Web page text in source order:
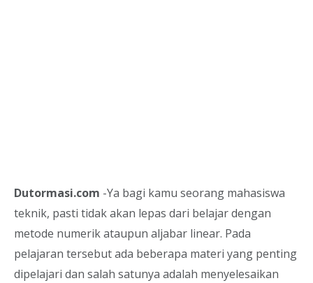
Dutormasi.com -Ya bagi kamu seorang mahasiswa
teknik, pasti tidak akan lepas dari belajar dengan
metode numerik ataupun aljabar linear. Pada
pelajaran tersebut ada beberapa materi yang penting
dipelajari dan salah satunya adalah menyelesaikan